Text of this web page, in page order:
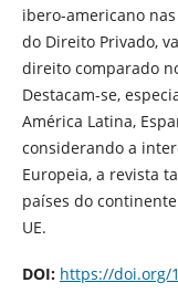
ibero-americano
do Direito Privado,
direito comparado
Destacam-se,
América Latina,
considerando a
Europeia, a revista
países do
UE.
DOI: https://doi.org/